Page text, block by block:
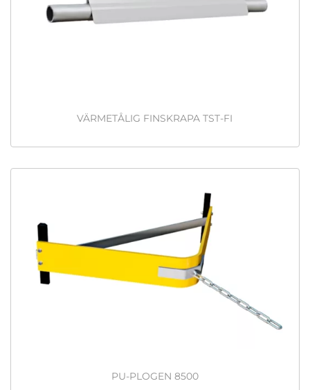
VÄRMETÅLIG FINSKRAPA TST-FI
PU-PLOGEN 8500